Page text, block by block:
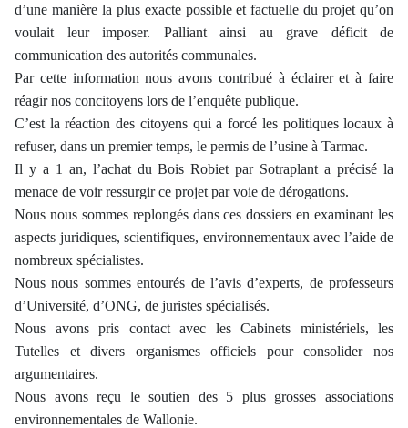
d’une manière la plus exacte possible et factuelle du projet qu’on
voulait leur imposer. Palliant ainsi au grave déficit de
communication des autorités communales.
Par cette information nous avons contribué à éclairer et à faire
réagir nos concitoyens lors de l’enquête publique.
C’est la réaction des citoyens qui a forcé les politiques locaux à
refuser, dans un premier temps, le permis de l’usine à Tarmac.
Il y a 1 an, l’achat du Bois Robiet par Sotraplant a précisé la
menace de voir ressurgir ce projet par voie de dérogations.
Nous nous sommes replongés dans ces dossiers en examinant les
aspects juridiques, scientifiques, environnementaux avec l’aide de
nombreux spécialistes.
Nous nous sommes entourés de l’avis d’experts, de professeurs
d’Université, d’ONG, de juristes spécialisés.
Nous avons pris contact avec les Cabinets ministériels, les
Tutelles et divers organismes officiels pour consolider nos
argumentaires.
Nous avons reçu le soutien des 5 plus grosses associations
environnementales de Wallonie.